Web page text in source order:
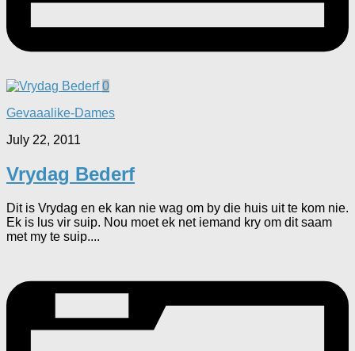
0
Gevaaalike-Dames
July 22, 2011
Vrydag Bederf
Dit is Vrydag en ek kan nie wag om by die huis uit te kom nie.
Ek is lus vir suip. Nou moet ek net iemand kry om dit saam
met my te suip....